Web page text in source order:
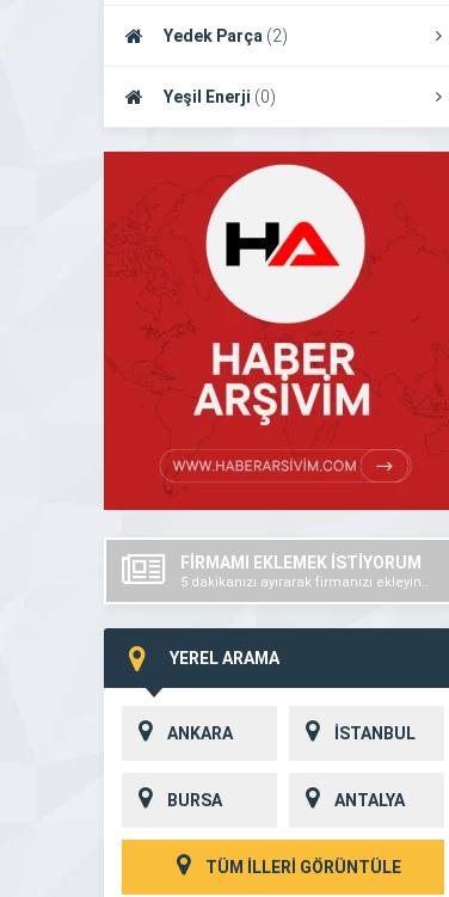
Yedek Parça (2)
Yeşil Enerji (0)
FİRMAMI EKLEMEK İSTİYORUM
5 dakikanızı ayırarak firmanızı ekleyin..
YEREL ARAMA
ANKARA İSTANBUL
BURSA ANTALYA
TÜM İLLERİ GÖRÜNTÜLE